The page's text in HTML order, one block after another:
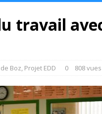
travail
Boz, Projet EDD 0 808 vues